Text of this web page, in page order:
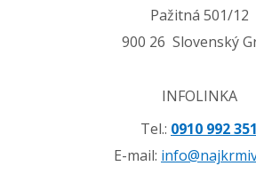
Pažitná 501/12
900 26 Slovenský
INFOLINKA
Tel.: 0910 992 351
E-mail: